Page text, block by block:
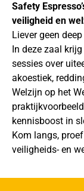
Safety
veiligheid en
Liever geen
In deze zaal
sessies over
akoestiek,
Welzijn op het
kennisboost in
Kom langs,
veiligheids- en